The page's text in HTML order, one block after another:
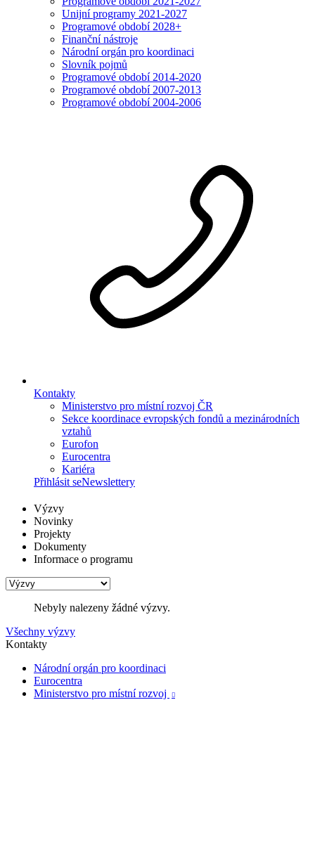
Unijní programy 2021-2027
Programové období 2028+
Finanční nástroje
Národní orgán pro koordinaci
Slovník pojmů
Programové období 2014-2020
Programové období 2007-2013
Programové období 2004-2006
Kontakty
Ministerstvo pro místní rozvoj ČR
Sekce koordinace evropských fondů a mezinárodních
vztahů
Eurofon
Eurocentra
Kariéra
Přihlásit seNewslettery
Výzvy
Novinky
Projekty
Dokumenty
Informace o programu
Nebyly nalezeny žádné výzvy.
Všechny výzvy
Kontakty
Národní orgán pro koordinaci
Eurocentra
Ministerstvo pro místní rozvoj
